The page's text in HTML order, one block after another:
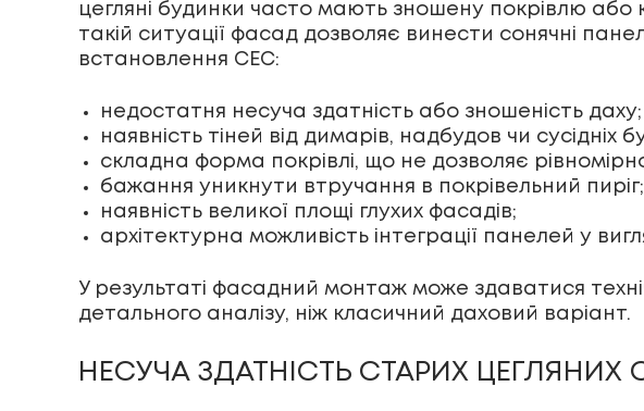
цегляні будинки часто мають зношену покрівлю
такій ситуації фасад дозволяє винести сонячні
встановлення СЕС:
недостатня несуча здатність або зношеність даху;
наявність тіней від димарів, надбудов чи сусідніх
складна форма покрівлі, що не дозволяє
бажання уникнути втручання в покрівельний пиріг;
наявність великої площі глухих фасадів;
архітектурна можливість інтеграції панелей у
У результаті фасадний монтаж може здаватися
детального аналізу, ніж класичний даховий варіант.
НЕСУЧА ЗДАТНІСТЬ СТАРИХ ЦЕГЛЯНИХ